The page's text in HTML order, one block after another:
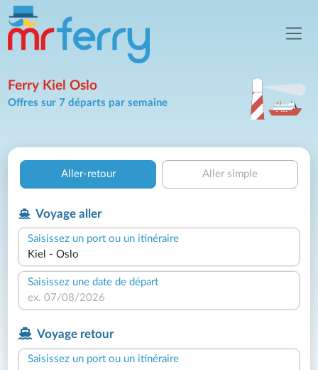
Ferry Kiel Oslo
Offres sur 7 départs par semaine
Aller-retour Aller simple
Voyage aller
Saisissez un port ou un itinéraire
Saisissez une date de départ
Voyage retour
Saisissez un port ou un itinéraire